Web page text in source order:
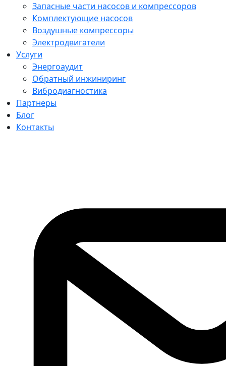
Запасные части насосов и компрессоров
Комплектующие насосов
Воздушные компрессоры
Электродвигатели
Услуги
Энергоаудит
Обратный инжиниринг
Вибродиагностика
Партнеры
Блог
Контакты